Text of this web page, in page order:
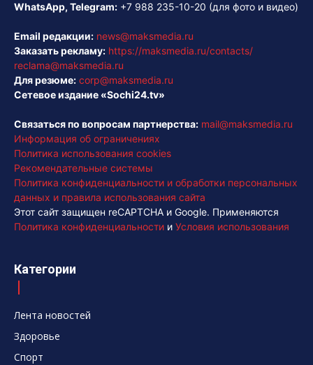
WhatsApp, Telegram: +7 988 235-10-20 (для фото и видео)
Email редакции: news@maksmedia.ru
Заказать рекламу: https://maksmedia.ru/contacts/
reclama@maksmedia.ru
Для резюме: corp@maksmedia.ru
Сетевое издание «Sochi24.tv»
Связаться по вопросам партнерства: mail@maksmedia.ru
Информация об ограничениях
Политика использования cookies
Рекомендательные системы
Политика конфиденциальности и обработки персональных
данных и правила использования сайта
Этот сайт защищен reCAPTCHA и Google. Применяются
Политика конфиденциальности и Условия использования
Категории
Лента новостей
Здоровье
Спорт